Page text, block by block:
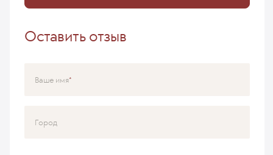
Оставить отзыв
Ваше имя
Город